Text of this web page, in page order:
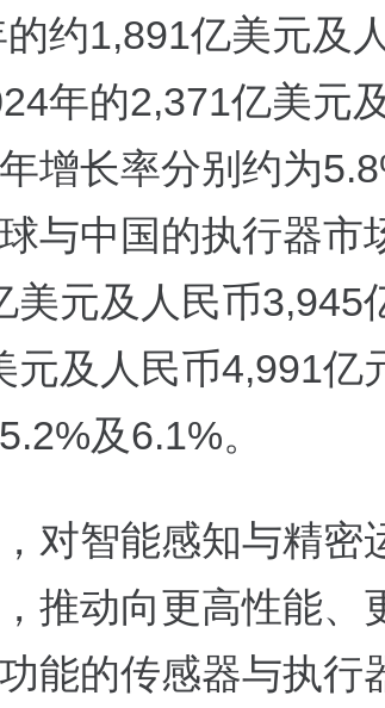
约1,891亿美元及
年的2,371亿美元
增长率分别约为
与中国的执行器市
美元及人民币3,945
元及人民币4,991亿
及6.1%。
对智能感知与精密
推动向更高性能、
能的传感器与执行